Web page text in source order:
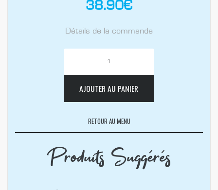
38.90€
Détails de la commande
AJOUTER AU PANIER
RETOUR AU MENU
Produits Suggérés